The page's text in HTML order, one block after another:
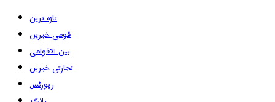
تازہ ترین
قومی خبریں
بین الاقوامی
تجارتی خبریں
رپورٹس